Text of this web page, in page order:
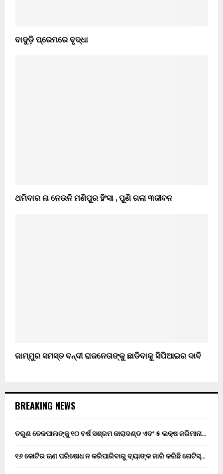
ବାଦୁଡ଼ି ପ୍ରେମରେ ବୃଦ୍ଧା
ଥମିବାର ନା ନେଉନି ମଣିପୁର ହିଂସା , ପୁଣି ଗଲା ୩ଜୀବନ
ଜାମ୍ମୁର ସମସ୍ତ ବନ୍ଦୀ ରାଜନେତାଙ୍କୁ ଛାଡିବାକୁ ସିପିଆଇର ଦାବି
BREAKING NEWS
ତରୁଣ ତେଜପାଲଙ୍କୁ ୧୦ ବର୍ଷ ସଶ୍ରମ କାରାଦଣ୍ଡ ଏବଂ ₹୫ ଲକ୍ଷ ଜରିମାନା…
୧୬ କୋଟିର ଋଣ ପରିଷୋଧ ନ କରିପାରିବାରୁ ବ୍ୟାଙ୍କ ଜାରି କରିଛି ନୋଟିସ୍…